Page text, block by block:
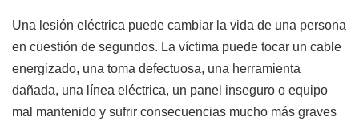
Una lesión eléctrica puede cambiar la vida de una persona
en cuestión de segundos. La víctima puede tocar un cable
energizado, una toma defectuosa, una herramienta
dañada, una línea eléctrica, un panel inseguro o equipo
mal mantenido y sufrir consecuencias mucho más graves